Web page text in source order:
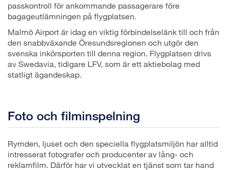
passkontroll för ankommande passagerare före
bagageutlämningen på flygplatsen.
Malmö Airport är idag en viktig förbindelselänk till och från
den snabbväxande Öresundsregionen och utgör den
svenska inkörsporten till denna region. Flygplatsen drivs
av Swedavia, tidigare LFV, som är ett aktiebolag med
statligt ägandeskap.
Foto och filminspelning
Rymden, ljuset och den speciella flygplatsmiljön har alltid
intresserat fotografer och producenter av lång- och
reklamfilm. Därför har vi utvecklat en tjänst som tar hand